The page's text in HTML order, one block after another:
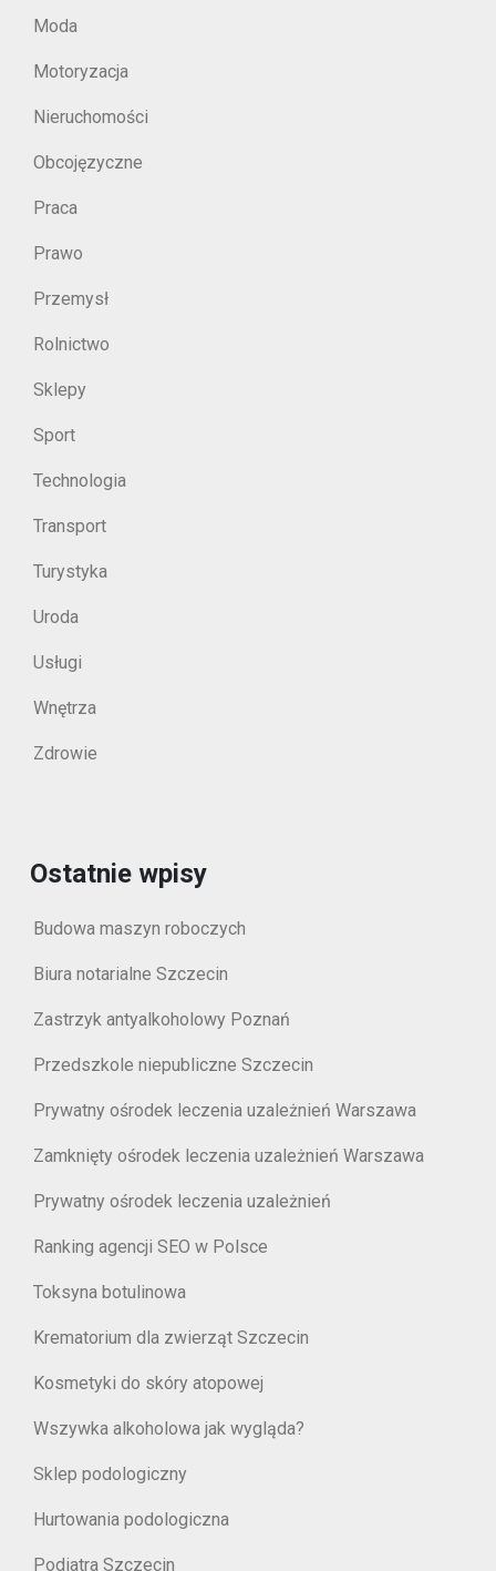
Moda
Motoryzacja
Nieruchomości
Obcojęzyczne
Praca
Prawo
Przemysł
Rolnictwo
Sklepy
Sport
Technologia
Transport
Turystyka
Uroda
Usługi
Wnętrza
Zdrowie
Ostatnie wpisy
Budowa maszyn roboczych
Biura notarialne Szczecin
Zastrzyk antyalkoholowy Poznań
Przedszkole niepubliczne Szczecin
Prywatny ośrodek leczenia uzależnień Warszawa
Zamknięty ośrodek leczenia uzależnień Warszawa
Prywatny ośrodek leczenia uzależnień
Ranking agencji SEO w Polsce
Toksyna botulinowa
Krematorium dla zwierząt Szczecin
Kosmetyki do skóry atopowej
Wszywka alkoholowa jak wygląda?
Sklep podologiczny
Hurtowania podologiczna
Podiatra Szczecin